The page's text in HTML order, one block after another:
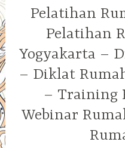
Pelatihan
Pelatihan
Yogyakarta –
– Diklat
– Training
Webinar